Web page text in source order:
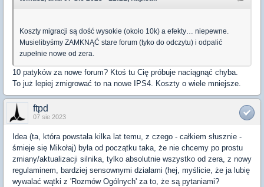
Koszty migracji są dość wysokie (około 10k) a efekty… niepewne.
Musielibyśmy ZAMKNĄĆ stare forum (tyko do odczytu) i odpalić
zupełnie nowe od zera.
10 patyków za nowe forum? Ktoś tu Cię próbuje naciągnąć chyba.
To już lepiej zmigrować to na nowe IPS4. Koszty o wiele mniejsze.
ftpd
07 sie 2023
Idea (ta, która powstała kilka lat temu, z czego - całkiem słusznie -
śmieje się Mikołaj) była od początku taka, że nie chcemy po prostu
zmiany/aktualizacji silnika, tylko absolutnie wszystko od zera, z nowy
regulaminem, bardziej sensownymi działami (hej, myślicie, że ja lubię
wywalać wątki z 'Rozmów Ogólnych' za to, że są pytaniami?